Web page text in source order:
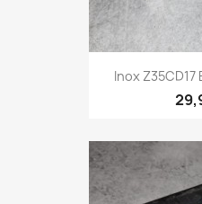
Inox Z35CD17